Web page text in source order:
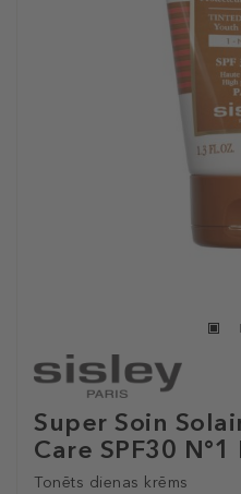
Super Soin
Care SPF30
Tonēts dienas krēms